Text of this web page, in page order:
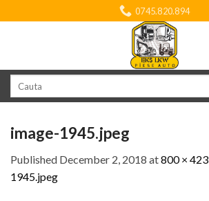
to
0745.820.894
image-1945.jpeg
Published December 2, 2018 at800 × 423
1945.jpeg